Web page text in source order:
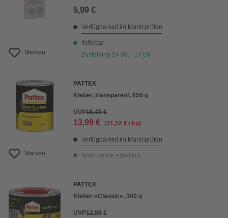
Merken
5,99 €
Verfügbarkeit im Markt prüfen
lieferbar
Zustellung 14.08. - 17.08.
Merken
PATTEX
Kleber, transparent, 650 g
UVP16,49 €
13,99 € (21,52 € / kg)
Verfügbarkeit im Markt prüfen
Nicht online erhältlich
PATTEX
Kleber »Classic«, 300 g
UVP12,99 €